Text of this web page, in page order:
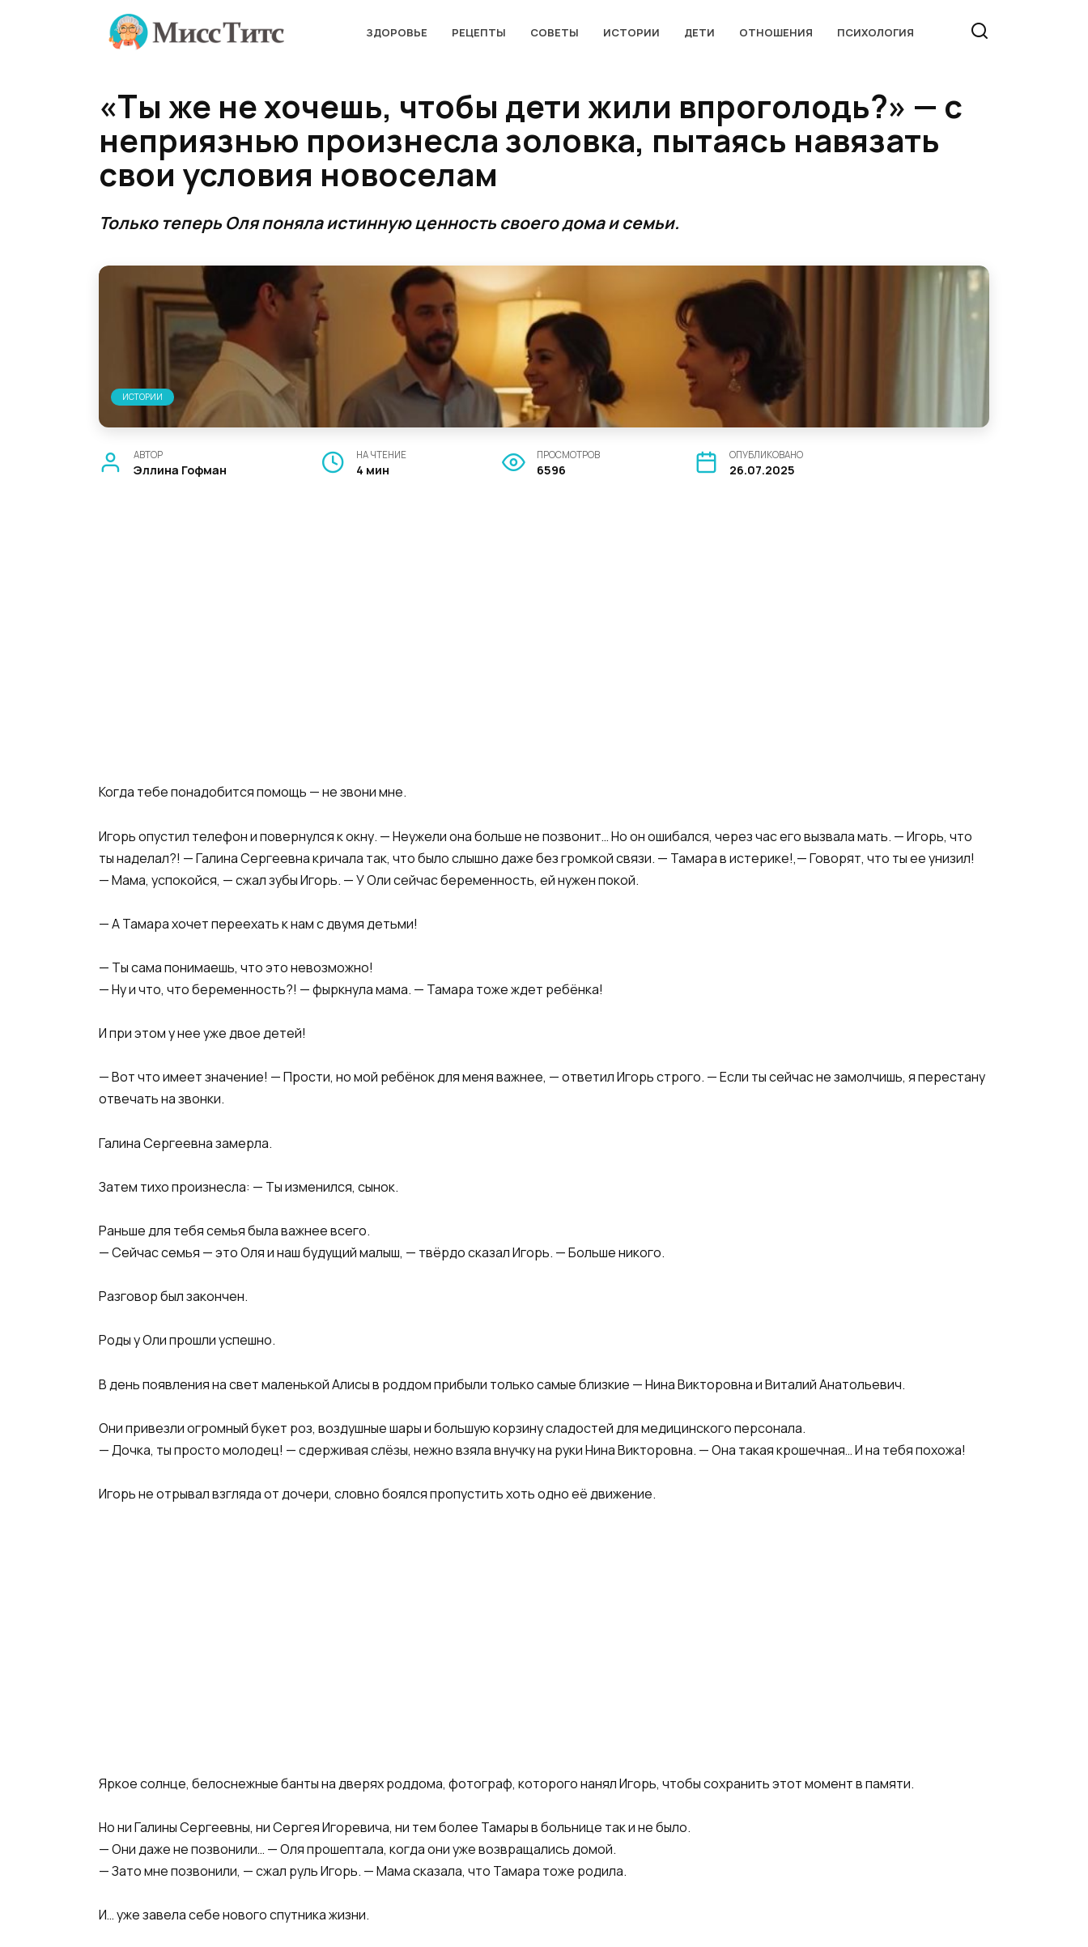
ЗДОРОВЬЕ РЕЦЕПТЫ СОВЕТЫ ИСТОРИИ ДЕТИ ОТНОШЕНИЯ ПСИХОЛОГИЯ
«Ты же не хочешь, чтобы дети жили впроголодь?» — с
неприязнью произнесла золовка, пытаясь навязать
свои условия новоселам
Только теперь Oля поняла истинную ценность своего дома и семьи.
ИСТОРИИ
АВТОР
Эллина Гофман
НА ЧТЕНИЕ
4 мин
ПРОСМОТРОВ
6596
ОПУБЛИКОВАНО
26.07.2025
Когда тебе понадобится помощь — не звони мне.
Игорь опустил телефон и повернулся к окну. — Неужели она больше не позвонит… Но он ошибался, через час его вызвала мать. — Игорь, что
ты наделал?! — Галина Сергеевна кричала так, что было слышно даже без громкой связи. — Тамара в истерике!,— Говорят, что ты ее унизил!
— Мама, успокойся, — сжал зубы Игорь. — У Оли сейчас беременность, ей нужен покой.
— А Тамара хочет переехать к нам с двумя детьми!
— Ты сама понимаешь, что это невозможно!
— Ну и что, что беременность?! — фыркнула мама. — Тамара тоже ждет ребёнка!
И при этом у нее уже двое детей!
— Вот что имеет значение! — Прости, но мой ребёнок для меня важнее, — ответил Игорь строго. — Если ты сейчас не замолчишь, я перестану
отвечать на звонки.
Галина Сергеевна замерла.
Затем тихо произнесла: — Ты изменился, сынок.
Раньше для тебя семья была важнее всего.
— Сейчас семья — это Оля и наш будущий малыш, — твёрдо сказал Игорь. — Больше никого.
Разговор был закончен.
Роды у Оли прошли успешно.
В день появления на свет маленькой Алисы в роддом прибыли только самые близкие — Нина Викторовна и Виталий Анатольевич.
Они привезли огромный букет роз, воздушные шары и большую корзину сладостей для медицинского персонала.
— Дочка, ты просто молодец! — сдерживая слёзы, нежно взяла внучку на руки Нина Викторовна. — Она такая крошечная… И на тебя похожа!
Игорь не отрывал взгляда от дочери, словно боялся пропустить хоть одно её движение.
Яркое солнце, белоснежные банты на дверях роддома, фотограф, которого нанял Игорь, чтобы сохранить этот момент в памяти.
Но ни Галины Сергеевны, ни Сергея Игоревича, ни тем более Тамары в больнице так и не было.
— Они даже не позвонили… — Оля прошептала, когда они уже возвращались домой.
— Зато мне позвонили, — сжал руль Игорь. — Мама сказала, что Тамара тоже родила.
И… уже завела себе нового спутника жизни.